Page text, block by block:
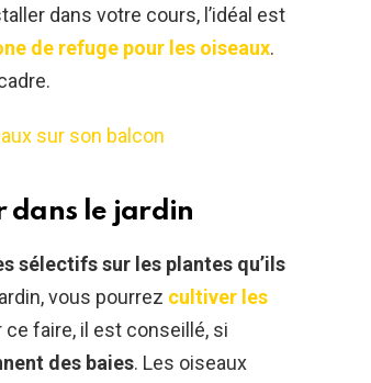
dans votre cours, l’idéal est
de refuge pour les oiseaux.
sur son balcon
dans le jardin
sélectifs sur les plantes qu’ils
vous pourrez cultiver les
ce faire, il est conseillé, si
des baies. Les oiseaux